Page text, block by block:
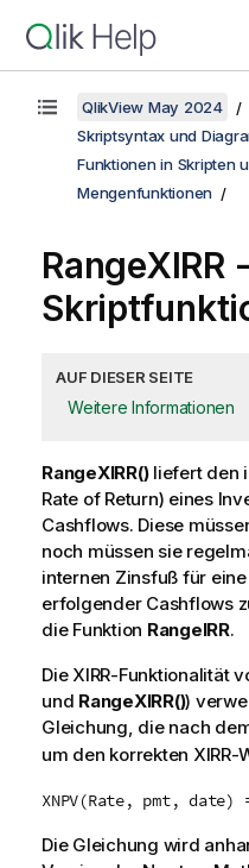
QlikView May 2024
Skriptsyntax und
Funktionen in Skripten
Mengenfunktionen
RangeXIRR -
AUF DIESER SEITE
Weitere Informationen
RangeXIRR()liefert den
Rate of Return) eines
Cashflows. Diese
noch müssen sie
internen Zinsfuß für
erfolgender Cashflows
die Funktion RangeIRR.
Die XIRR-Funktionalität
und RangeXIRR())
Gleichung, die nach
um den korrekten XIRR-
XNPV(Rate, pmt, date)
Die Gleichung wird